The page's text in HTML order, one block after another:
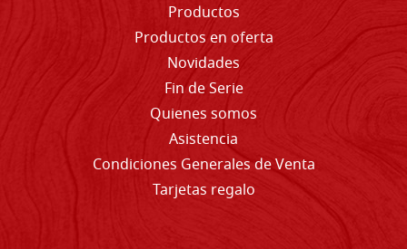
Productos
Productos en oferta
Novidades
Fin de Serie
Quienes somos
Asistencia
Condiciones Generales de Venta
Tarjetas regalo